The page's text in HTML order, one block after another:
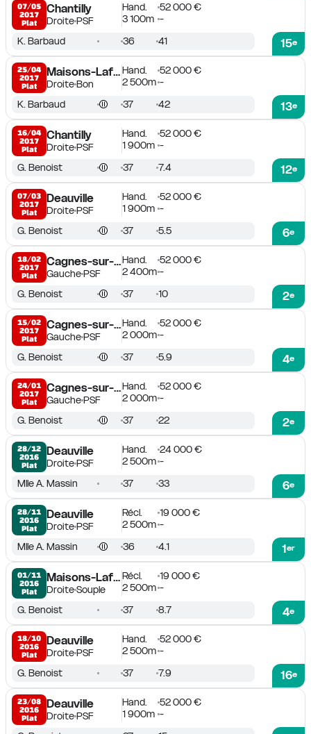
07/05
2017
Plat
Chantilly
DroitePSF
Hand.
52 000 €
3 100m -
15e
K. Barbaud 36 41
25/04
2017
Plat
Maisons-Laffitte
DroiteBon
Hand.
52 000 €
2 500m -
13e
K. Barbaud 37 42
16/04
2017
Plat
Chantilly
DroitePSF
Hand.
52 000 €
1 900m -
12e
G. Benoist 37 7.4
07/03
2017
Plat
Deauville
DroitePSF
Hand.
52 000 €
1 900m -
6e
G. Benoist 37 5.5
18/02
2017
Plat
Cagnes-sur-Mer
GauchePSF
Hand.
52 000 €
2 400m -
2e
G. Benoist 37 10
15/02
2017
Plat
Cagnes-sur-Mer
GauchePSF
Hand.
52 000 €
2 000m -
4e
G. Benoist 37 5.9
24/01
2017
Plat
Cagnes-sur-Mer
GauchePSF
Hand.
52 000 €
2 000m -
2e
G. Benoist 37 22
28/12
2016
Plat
Deauville
DroitePSF
Hand.
24 000 €
2 500m -
6e
Mlle A. Massin 37 33
28/11
2016
Plat
Deauville
DroitePSF
Récl.
19 000 €
2 500m -
1er
Mlle A. Massin 36 4.1
01/11
2016
Plat
Maisons-Laffitte
DroiteSouple
Récl.
19 000 €
2 500m -
4e
G. Benoist 37 8.7
18/10
2016
Plat
Deauville
DroitePSF
Hand.
52 000 €
2 500m -
16e
G. Benoist 37 7.9
23/08
2016
Plat
Deauville
DroitePSF
Hand.
52 000 €
1 900m -